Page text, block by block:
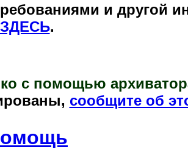
и другой
ЗДЕСЬ.
с помощью
сообщите об